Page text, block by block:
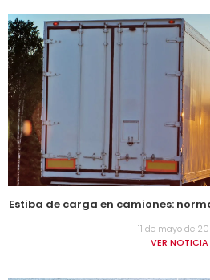
Estiba de carga en camiones:
11 de mayo de
VER NOTICIA